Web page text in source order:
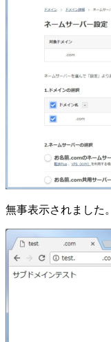
無事表示されました。